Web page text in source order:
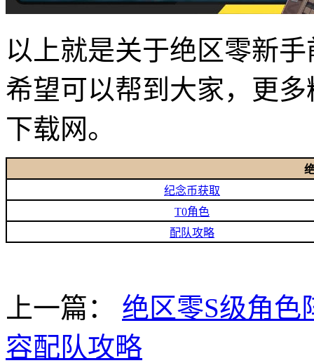
以上就是关于绝区零新
希望可以帮到大家，更
下载网。
纪念币获取
T0角色
配队攻略
上一篇：
绝区零S级角色
容配队攻略